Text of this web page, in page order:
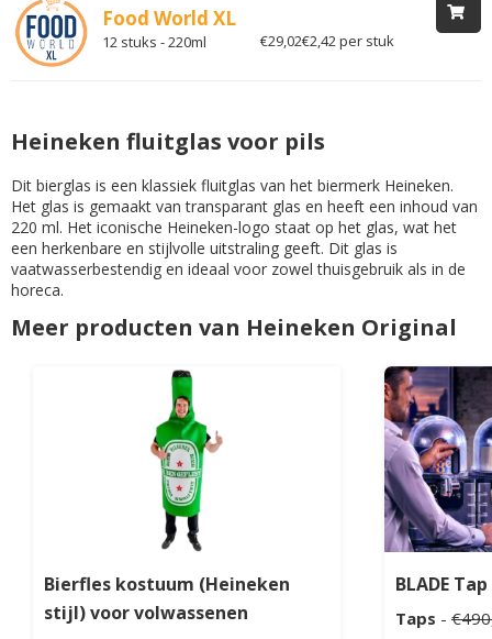
Food World XL
12 stuks - 220ml €29,02€2,42 per stuk
Heineken fluitglas voor pils
Dit bierglas is een klassiek fluitglas van het biermerk Heineken.
Het glas is gemaakt van transparant glas en heeft een inhoud van
220 ml. Het iconische Heineken-logo staat op het glas, wat het
een herkenbare en stijlvolle uitstraling geeft. Dit glas is
vaatwasserbestendig en ideaal voor zowel thuisgebruik als in de
horeca.
Meer producten van Heineken Original
Bierfles kostuum (Heineken
stijl) voor volwassenen
BLADE Tap
Taps -